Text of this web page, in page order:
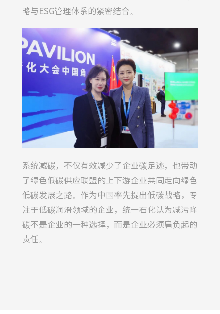
略与ESG管理体系的紧密结合。
系统减碳，不仅有效减少了企业碳足迹，也带动
了绿色低碳供应联盟的上下游企业共同走向绿色
低碳发展之路。作为中国率先提出低碳战略，专
注于低碳润滑领域的企业，统一石化认为减污降
碳不是企业的一种选择，而是企业必须肩负起的
责任。